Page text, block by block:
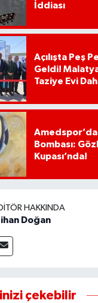
İddiası
Açılışta Peş
Geldi!
Taziye Evi
Bombası:
Kupası’nda!
HAKKINDA
Doğan
çekebilir